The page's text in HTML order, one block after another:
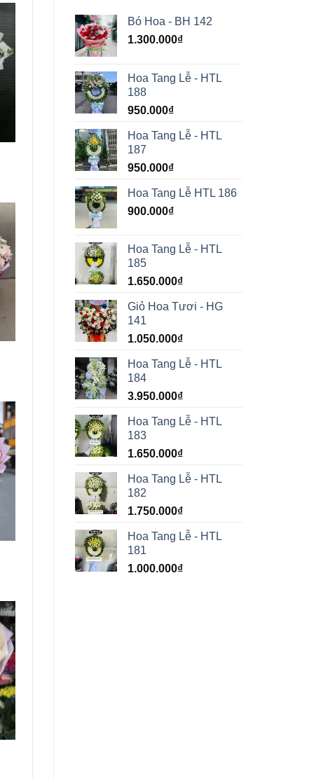
Bó Hoa - BH 142
1.300.000₫
Hoa Tang Lễ - HTL
188
950.000₫
Hoa Tang Lễ - HTL
187
950.000₫
Hoa Tang Lễ HTL 186
900.000₫
Hoa Tang Lễ - HTL
185
1.650.000₫
Giỏ Hoa Tươi - HG
141
1.050.000₫
Hoa Tang Lễ - HTL
184
3.950.000₫
Hoa Tang Lễ - HTL
183
1.650.000₫
Hoa Tang Lễ - HTL
182
1.750.000₫
Hoa Tang Lễ - HTL
181
1.000.000₫